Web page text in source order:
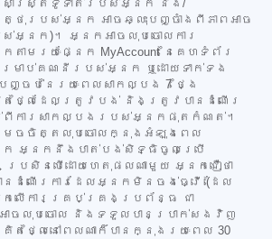
សាស្ត្រទូទាត់របស់អ្នក និង/
របស់អ្នក អាចឆ្លុះបញ្ចាំងពីភាពអាច
អ្នក)។ អ្នកអាចលុបចោលការ
មរយៈផ្នែក MyAccount នៃគេហទំព័រ
សម្រាប់គណនីរបស់អ្នក ឬដោយទាក់ទង
បញ្ចប់នៃរយៈពេលសាកល្បង 7 ថ្ងៃ
តថ្លៃដែលត្រូវបង់ និងត្រូវបានដំណើរ
ប់ពីការសាកល្បងរបស់អ្នកផុតកំណត់។
េចចិត្តលុបចោលក្នុងអំឡុងពេល
អ្នកនឹងបាត់បង់សិទ្ធិចូលប្រើ
ប្រសិនបើដោយហេតុផលណាមួយ អ្នកជឿថា
នដំណើរការដែលអ្នកមិនចង់ធ្វើ (ដែល
ែកលើការគ្រប់គ្រងប្រព័ន្ធ ជា
ាចលុបចោល និងទទួលបានប្រាក់សងវិញ
តថ្លៃនៅពេលណាក៏បានក្នុងរយៈពេល 30